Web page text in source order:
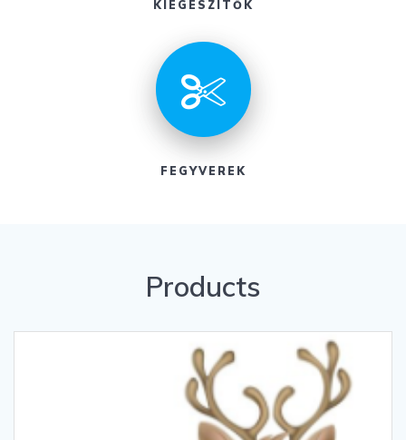
KIEGÉSZÍTŐK
FEGYVEREK
Products